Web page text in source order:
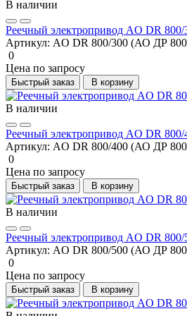
В наличии
Реечный электропривод AO DR
Артикул: AO DR 800/300 (АО ДР
0
Цена по запросу
Быстрый заказ В корзину
В наличии
Реечный электропривод AO DR
Артикул: AO DR 800/400 (АО ДР
0
Цена по запросу
Быстрый заказ В корзину
В наличии
Реечный электропривод AO DR
Артикул: AO DR 800/500 (АО ДР
0
Цена по запросу
Быстрый заказ В корзину